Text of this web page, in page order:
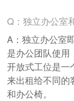
Q：独立办公室
A：独立办公室
是办公团队使用
开放式工位是一
来出租给不同的
和办公椅。